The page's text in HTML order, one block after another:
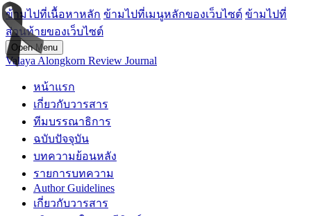
ข้ามไปที่เนื้อหาหลัก ข้ามไปที่เมนูหลักของเว็บไซต์ ข้ามไปที่
ส่วนท้ายของเว็บไซต์
Open Menu
Valaya Alongkorn Review Journal
หน้าแรก
เกี่ยวกับวารสาร
ทีมบรรณาธิการ
ฉบับปัจจุบัน
บทความย้อนหลัง
รายการบทความ
Author Guidelines
เกี่ยวกับวารสาร